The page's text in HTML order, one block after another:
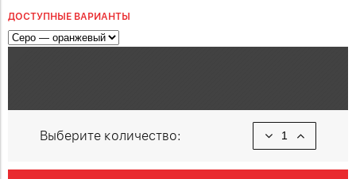
ДОСТУПНЫЕ ВАРИАНТЫ
Выберите количество: